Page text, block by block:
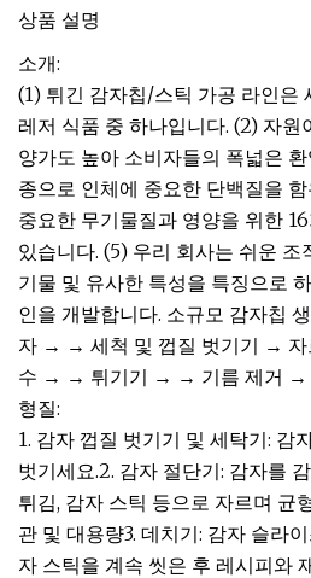
상품 설명
소개:
(1) 튀긴 감자칩/스틱 가공 라인은
레저 식품 중 하나입니다. (2) 자원
양가도 높아 소비자들의 폭넓은
종으로 인체에 중요한 단백질을
중요한 무기물질과 영양을 위한
있습니다. (5) 우리 회사는 쉬운 조
기물 및 유사한 특성을 특징으로
인을 개발합니다. 소규모 감자칩
자 → → 세척 및 껍질 벗기기 →
수 → → 튀기기 → → 기름 제거
형질:
1. 감자 껍질 벗기기 및 세탁기: 감
벗기세요.2. 감자 절단기: 감자를
튀김, 감자 스틱 등으로 자르며 균
관 및 대용량3. 데치기: 감자 슬라
자 스틱을 계속 씻은 후 레시피와